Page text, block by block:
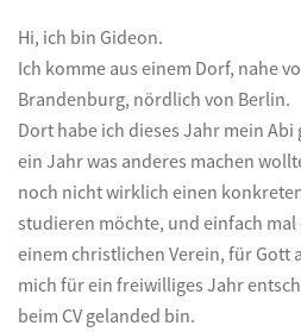
Hi, ich bin Gideon.
Ich komme aus einem Dorf, nahe
Brandenburg, nördlich von Berlin.
Dort habe ich dieses Jahr mein
ein Jahr was anderes machen
noch nicht wirklich einen
studieren möchte, und einfach
einem christlichen Verein, für Gott
mich für ein freiwilliges Jahr
beim CV gelanded bin.